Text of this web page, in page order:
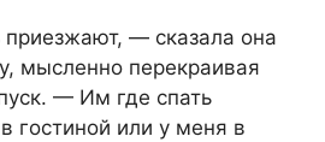
— сказала она
мысленно перекраивая
— Им где спать
гостиной или у меня в